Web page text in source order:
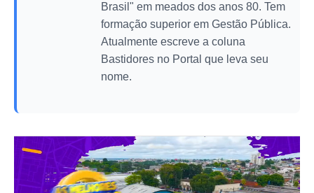
Brasil" em meados dos anos 80. Tem
formação superior em Gestão Pública.
Atualmente escreve a coluna
Bastidores no Portal que leva seu
nome.